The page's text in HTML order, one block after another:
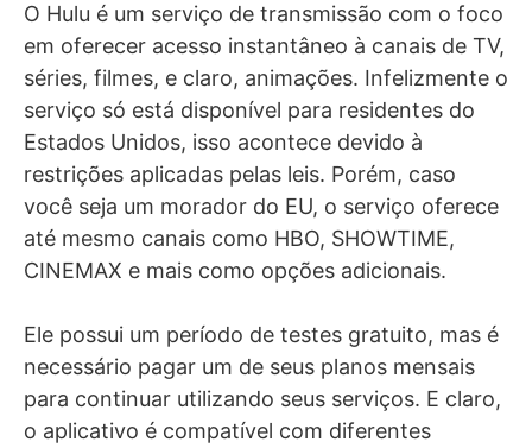
O Hulu é um serviço de transmissão com o foco
em oferecer acesso instantâneo à canais de TV,
séries, filmes, e claro, animações. Infelizmente o
serviço só está disponível para residentes do
Estados Unidos, isso acontece devido à
restrições aplicadas pelas leis. Porém, caso
você seja um morador do EU, o serviço oferece
até mesmo canais como HBO, SHOWTIME,
CINEMAX e mais como opções adicionais.
Ele possui um período de testes gratuito, mas é
necessário pagar um de seus planos mensais
para continuar utilizando seus serviços. E claro,
o aplicativo é compatível com diferentes